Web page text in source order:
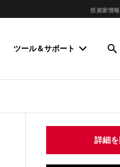
投資家情
ツール＆サポート
詳細